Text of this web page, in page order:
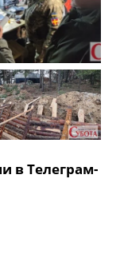
в Телеграм-